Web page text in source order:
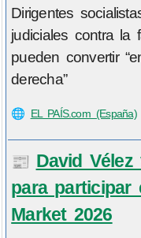
Dirigentes
judiciales contra la
pueden convertir
derecha”
🌐 EL PAÍS.com (España)
📰 David
para participar
Market 2026